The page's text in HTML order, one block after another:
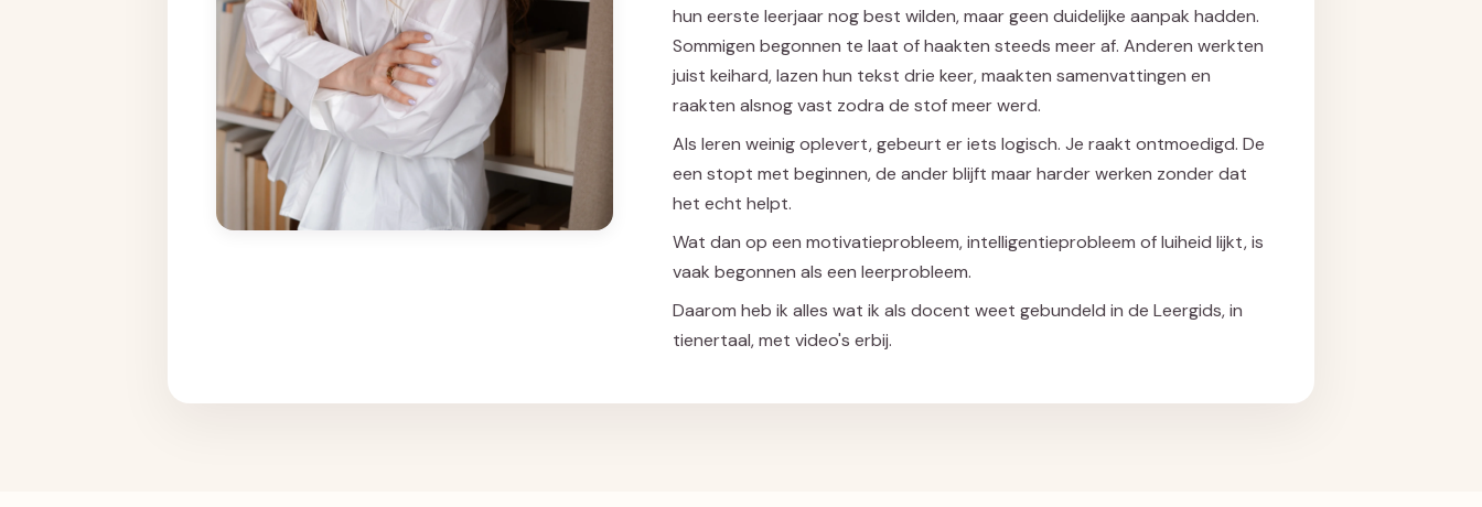
hun eerste leerjaar nog best wilden, maar geen duidelijke aanpak hadden.
Sommigen begonnen te laat of haakten steeds meer af. Anderen werkten
juist keihard, lazen hun tekst drie keer, maakten samenvattingen en
raakten alsnog vast zodra de stof meer werd.
Als leren weinig oplevert, gebeurt er iets logisch. Je raakt ontmoedigd. De
een stopt met beginnen, de ander blijft maar harder werken zonder dat
het echt helpt.
Wat dan op een motivatieprobleem, intelligentieprobleem of luiheid lijkt, is
vaak begonnen als een leerprobleem.
Daarom heb ik alles wat ik als docent weet gebundeld in de Leergids, in
tienertaal, met video's erbij.